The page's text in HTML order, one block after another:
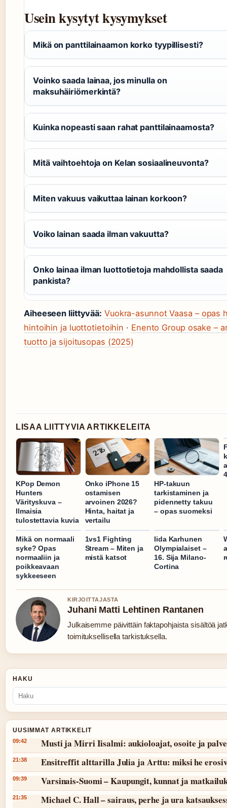
Usein kysytyt kysymykset
Mikä on panttilainaamon korko tyypillisesti?
Voinko saada lainaa, jos minulla on
maksuhäiriömerkintä?
Kuinka nopeasti saan rahat panttilainaamosta?
Mitä vaihtoehtoja on Kelan sosiaalineuvonta?
Miten vakuus vaikuttaa lainan korkoon?
Voiko lainan saada ilman vakuutta?
Onko lainaa ilman luottotietoja mahdollista saada
pankista?
Aiheeseen liittyvää: Vuokra-asunnot Vaasa – opas
hintoihin ja luottotietoihin · Enento Group osake –
tuotto ja sijoitusopas (2025)
LISAA LIITTYVIA ARTIKKELEITA
KPop Demon
Hunters
Värityskuva –
Ilmaisia
tulostettavia kuvia
Onko iPhone 15
ostamisen
arvoinen 2026?
Hinta, haitat ja
vertailu
HP-takuun
tarkistaminen ja
pidennetty takuu
– opas suomeksi
4
Mikä on normaali
syke? Opas
normaaliin ja
poikkeavaan
sykkeeseen
1vs1 Fighting
Stream – Miten ja
mistä katsot
Iida Karhunen
Olympialaiset –
16. Sija Milano-
Cortina
KIRJOITTAJASTA
Juhani Matti Lehtinen Rantanen
Julkaisemme päivittäin faktapohjaista sisältöä
toimituksellisella tarkistuksella.
HAKU
UUSIMMAT ARTIKKELIT
09:42 Musti ja Mirri Iisalmi: aukioloajat, osoite ja
21:38 Ensitreffit alttarilla Julia ja Arttu: miksi he
09:39 Varsinais-Suomi – Kaupungit, kunnat ja
21:35 Michael C. Hall – sairaus, perhe ja ura